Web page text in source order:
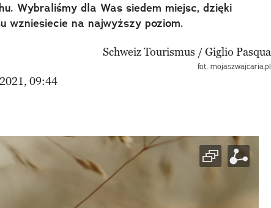
Wybraliśmy dla Was siedem miejsc, dzięki
wzniesiecie na najwyższy poziom.
fot. mojaszwajcaria.pl
09:44